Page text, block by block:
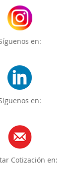
en:
en:
Cotización en: